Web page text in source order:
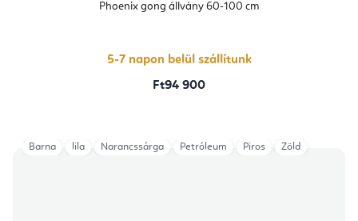
Phoenix gong állvány 60-100 cm
5-7 napon belül szállítunk
Ft94 900
Barna lila Narancssárga Petróleum Piros Zöld